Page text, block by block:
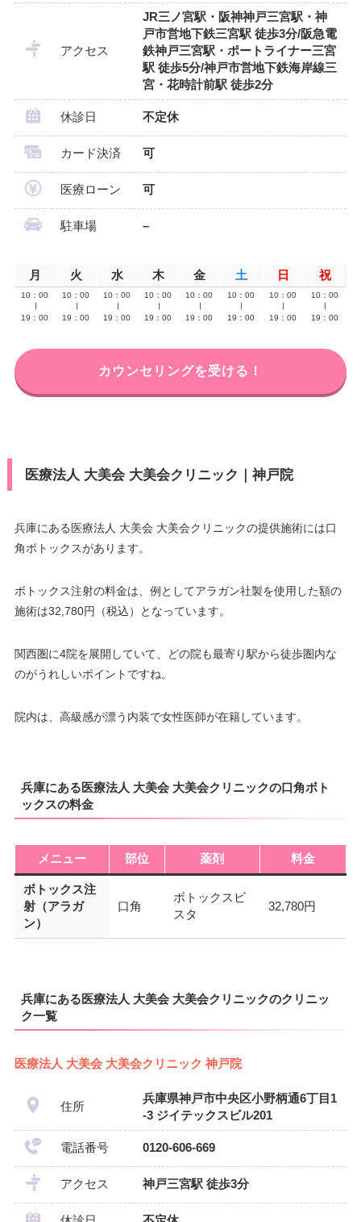
アクセス
JR三ノ宮駅・阪神神戸三宮駅・神
戸市営地下鉄三宮駅 徒歩3分/阪急電
鉄神戸三宮駅・ポートライナー三宮
駅 徒歩5分/神戸市営地下鉄海岸線三
宮・花時計前駅 徒歩2分
休診日 不定休
カード決済 可
医療ローン 可
駐車場 –
月 火 水 木 金 土 日 祝
10：00
19：00
10：00
19：00
10：00
19：00
10：00
19：00
10：00
19：00
10：00
19：00
10：00
19：00
10：00
19：00
カウンセリングを受ける！
医療法人 大美会 大美会クリニック｜神戸院
兵庫にある医療法人 大美会 大美会クリニックの提供施術には口
角ボトックスがあります。
ボトックス注射の料金は、例としてアラガン社製を使用した額の
施術は32,780円（税込）となっています。
関西圏に4院を展開していて、どの院も最寄り駅から徒歩圏内な
のがうれしいポイントですね。
院内は、高級感が漂う内装で女性医師が在籍しています。
兵庫にある医療法人 大美会 大美会クリニックの口角ボト
ックスの料金
メニュー 部位 薬剤 料金
ボトックス注
射（アラガ
ン）
口角
ボトックスビ
スタ
32,780円
兵庫にある医療法人 大美会 大美会クリニックのクリニッ
ク一覧
医療法人 大美会 大美会クリニック 神戸院
住所
兵庫県神戸市中央区小野柄通6丁目1
-3 ジイテックスビル201
電話番号 0120-606-669
アクセス 神戸三宮駅 徒歩3分